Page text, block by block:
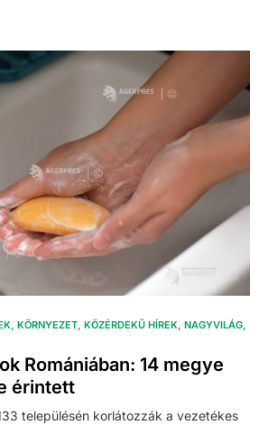
KÖRNYEZET KÖZÉRDEKŰ HÍREK NAGYVILÁG
Romániában: 14 megye
érintett
településén korlátozzák a vezetékes